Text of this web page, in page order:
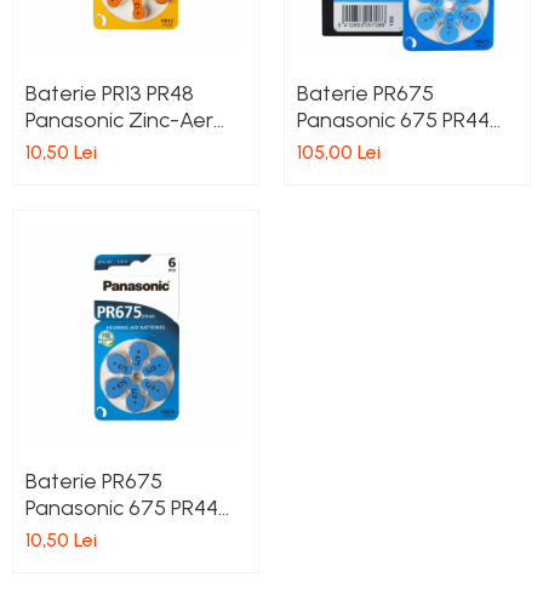
Baterie PR13 PR48
Panasonic Zinc-Aer
1.4V set 6 buc.
10,50 Lei
Baterie PR675
Panasonic 675 PR44
Zinc-Aer 1.4V cutie 60
105,00 Lei
Baterie PR675
Panasonic 675 PR44
Zinc-Aer 1.4V set 6 buc
10,50 Lei